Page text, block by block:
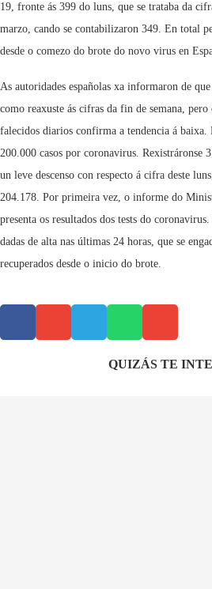
19, fronte ás 399 do luns, que se trataba da
marzo, cando se contabilizaron 349. En total
desde o comezo do brote do novo virus en
As autoridades españolas xa informaron de
como reaxuste ás cifras da fin de semana,
falecidos diarios confirma a tendencia á baixa.
200.000 casos por coronavirus. Rexistráronse
un leve descenso con respecto á cifra deste
204.178. Por primeira vez, o informe do
presenta os resultados dos tests do
dadas de alta nas últimas 24 horas, que se
recuperados desde o inicio do brote.
QUIZÁS TE